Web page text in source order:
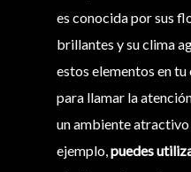
es conocida por sus
brillantes y su clima
estos elementos en
para llamar la
un ambiente
ejemplo,puedes